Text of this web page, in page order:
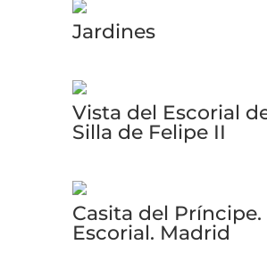
Jardines
Vista del Escorial
Silla de Felipe II
Casita del Príncipe.
Escorial. Madrid